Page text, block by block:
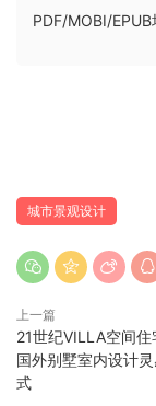
PDF/MOBI/EPUB
城市景观设计
上一篇
21世纪VILLA空间
国外别墅室内设计
式